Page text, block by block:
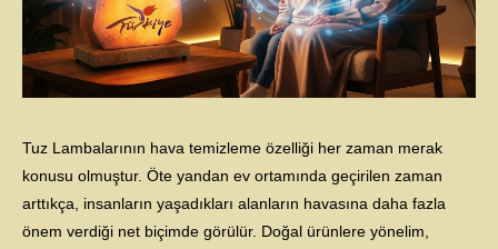
Tuz Lambalarının hava temizleme özelliği her zaman merak
konusu olmuştur. Öte yandan ev ortamında geçirilen zaman
arttıkça, insanların yaşadıkları alanların havasına daha fazla
önem verdiği net biçimde görülür. Doğal ürünlere yönelim,